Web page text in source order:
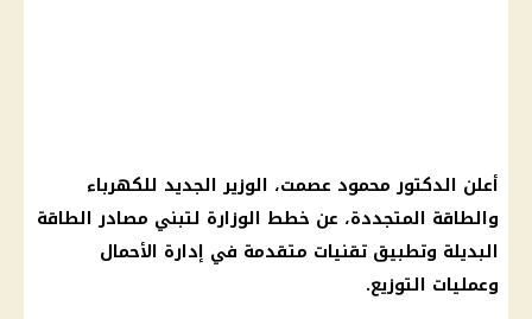
أعلن الدكتور محمود عصمت، الوزير الجديد للكهرباء
والطاقة المتجددة، عن خطط الوزارة لتبني مصادر الطاقة
البديلة وتطبيق تقنيات متقدمة في إدارة الأحمال
وعمليات التوزيع.